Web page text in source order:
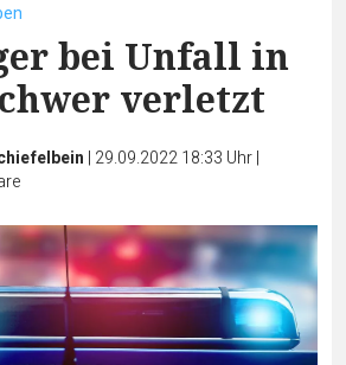
bei Unfall in
verletzt
| 29.09.2022 18:33 Uhr|